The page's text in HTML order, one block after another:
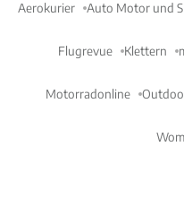
Aerokurier Auto Motor und
Flugrevue Klettern
Motorradonline